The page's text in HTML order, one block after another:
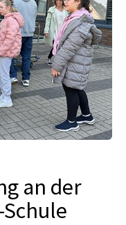
an der